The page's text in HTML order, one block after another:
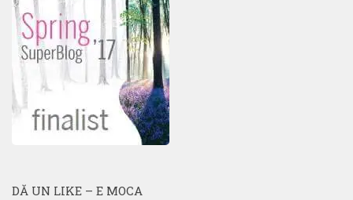
DĂ UN LIKE – E MOCA